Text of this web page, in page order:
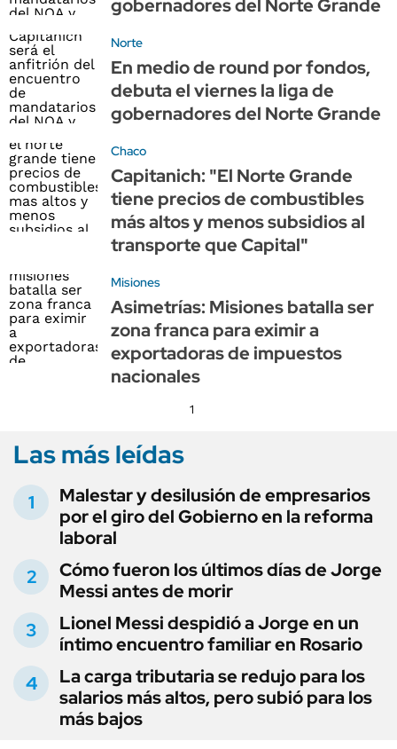
gobernadores del Norte Grande
Norte
En medio de round por fondos,
debuta el viernes la liga de
gobernadores del Norte Grande
Chaco
Capitanich: "El Norte Grande
tiene precios de combustibles
más altos y menos subsidios al
transporte que Capital"
Misiones
Asimetrías: Misiones batalla ser
zona franca para eximir a
exportadoras de impuestos
nacionales
1
Las más leídas
Malestar y desilusión de empresarios
por el giro del Gobierno en la reforma
laboral
Cómo fueron los últimos días de Jorge
Messi antes de morir
Lionel Messi despidió a Jorge en un
íntimo encuentro familiar en Rosario
La carga tributaria se redujo para los
salarios más altos, pero subió para los
más bajos